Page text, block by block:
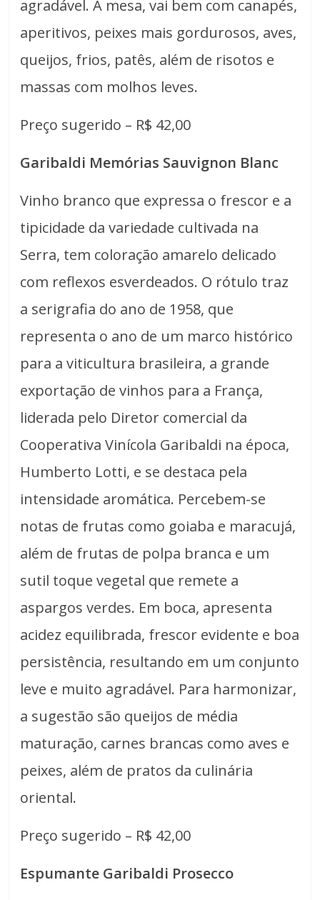
agradável. À mesa, vai bem com canapés,
aperitivos, peixes mais gordurosos, aves,
queijos, frios, patês, além de risotos e
massas com molhos leves.
Preço sugerido – R$ 42,00
Garibaldi Memórias Sauvignon Blanc
Vinho branco que expressa o frescor e a
tipicidade da variedade cultivada na
Serra, tem coloração amarelo delicado
com reflexos esverdeados. O rótulo traz
a serigrafia do ano de 1958, que
representa o ano de um marco histórico
para a viticultura brasileira, a grande
exportação de vinhos para a França,
liderada pelo Diretor comercial da
Cooperativa Vinícola Garibaldi na época,
Humberto Lotti, e se destaca pela
intensidade aromática. Percebem-se
notas de frutas como goiaba e maracujá,
além de frutas de polpa branca e um
sutil toque vegetal que remete a
aspargos verdes. Em boca, apresenta
acidez equilibrada, frescor evidente e boa
persistência, resultando em um conjunto
leve e muito agradável. Para harmonizar,
a sugestão são queijos de média
maturação, carnes brancas como aves e
peixes, além de pratos da culinária
oriental.
Preço sugerido – R$ 42,00
Espumante Garibaldi Prosecco